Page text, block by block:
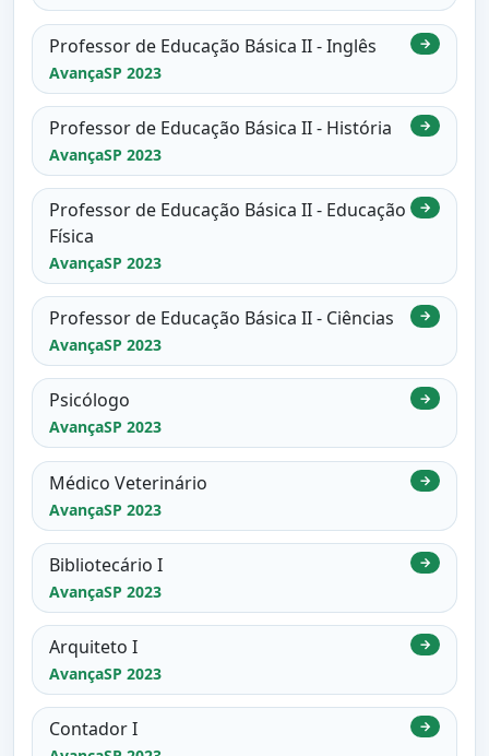
Professor de Educação Básica II - Inglês
AvançaSP 2023
→
Professor de Educação Básica II - História
AvançaSP 2023
→
Professor de Educação Básica II - Educação
Física
AvançaSP 2023
→
Professor de Educação Básica II - Ciências
AvançaSP 2023
→
Psicólogo
AvançaSP 2023
→
Médico Veterinário
AvançaSP 2023
→
Bibliotecário I
AvançaSP 2023
→
Arquiteto I
AvançaSP 2023
→
Contador I →